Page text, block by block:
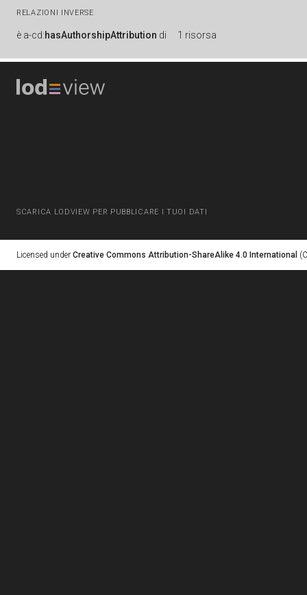
RELAZIONI INVERSE
è a-cd:hasAuthorshipAttribution di 1 risorsa
SCARICA LODVIEW PER PUBBLICARE I TUOI DATI
Licensed under Creative Commons Attribution-ShareAlike 4.0 International